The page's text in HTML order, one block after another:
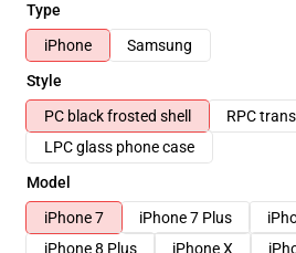
Type
iPhone
Samsung
Style
PC black frosted shell
RPC
LPC glass phone case
Model
iPhone 7
iPhone 7 Plus
iPhone 8 Plus
iPhone X